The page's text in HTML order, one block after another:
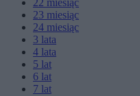
22 miesiąc
23 miesiąc
24 miesiąc
3 lata
4 lata
5 lat
6 lat
7 lat